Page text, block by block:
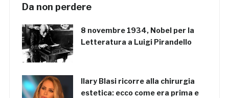
Da non perdere
8 novembre 1934, Nobel per la
Letteratura a Luigi Pirandello
Ilary Blasi ricorre alla chirurgia
estetica: ecco come era prima e